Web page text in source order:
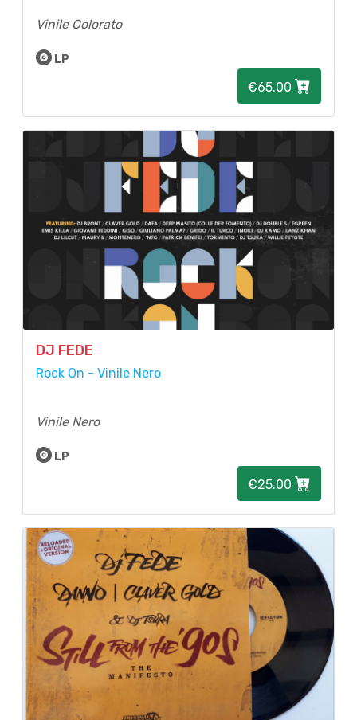
Vinile Colorato
LP
€65.00
DJ FEDE
Rock On - Vinile Nero
Vinile Nero
LP
€25.00